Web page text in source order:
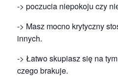
-> poczucia niepokoju czy
-> Masz mocno krytyczny
innych.
-> Łatwo skupiasz się na
czego brakuje.